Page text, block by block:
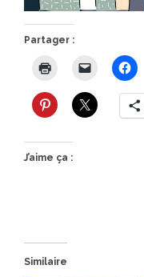
Partager :
J’aime ça :
Similaire